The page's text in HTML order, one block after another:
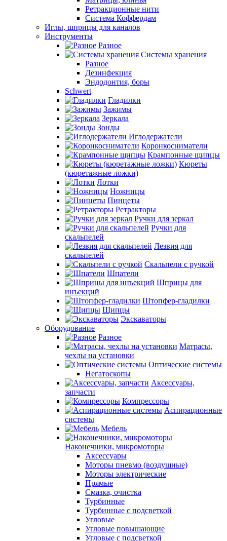
Ретракционные нити
Система Коффердам
Иглы, шприцы для каналов
Инструменты
Разное
Системы хранения
Разное
Дезинфекция
Эндодонтия, боры
Schwert
Гладилки
Зажимы
Зеркала
Зонды
Иглодержатели
Коронкосниматели
Крампонные щипцы
Кюреты
(кюретажные ложки)
Лотки
Ножницы
Пинцеты
Ретракторы
Ручки для зеркал
Ручки для
скальпелей
Лезвия для
скальпелей
Скальпели с ручкой
Шпатели
Шприцы для
инъекций
Штопфер-гладилки
Щипцы
Экскаваторы
Оборудование
Разное
Матрасы,
чехлы на установки
Оптические системы
Негатоскопы
Аксессуары,
запчасти
Компрессоры
Аспирационные
системы
Мебель
Наконечники, микромоторы
Аксессуары
Моторы пневмо (воздушные)
Моторы электрические
Прямые
Смазка, очистка
Турбинные
Турбинные с подсветкой
Угловые
Угловые повышающие
Угловые с подсветкой